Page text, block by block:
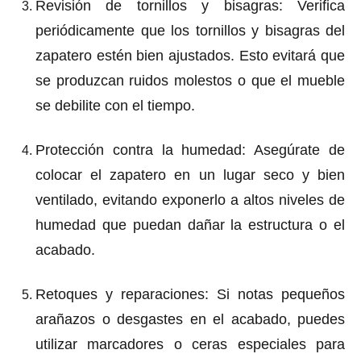
Revisión de tornillos y bisagras: Verifica
periódicamente que los tornillos y bisagras del
zapatero estén bien ajustados. Esto evitará que
se produzcan ruidos molestos o que el mueble
se debilite con el tiempo.
Protección contra la humedad: Asegúrate de
colocar el zapatero en un lugar seco y bien
ventilado, evitando exponerlo a altos niveles de
humedad que puedan dañar la estructura o el
acabado.
Retoques y reparaciones: Si notas pequeños
arañazos o desgastes en el acabado, puedes
utilizar marcadores o ceras especiales para